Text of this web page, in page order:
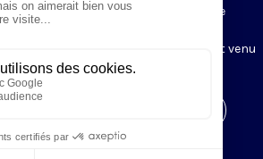
entier sous son regard. Mais son heure
Résurrection du Seigneur, "soleil levant venu
nous visiter" (Lc 1,28).